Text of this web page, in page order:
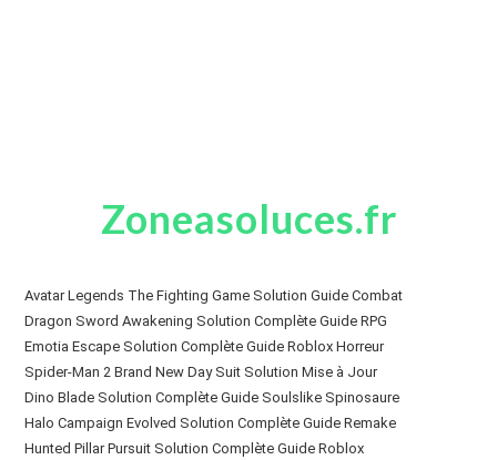
Zoneasoluces.fr
Avatar Legends The Fighting Game Solution Guide Combat
Dragon Sword Awakening Solution Complète Guide RPG
Emotia Escape Solution Complète Guide Roblox Horreur
Spider-Man 2 Brand New Day Suit Solution Mise à Jour
Dino Blade Solution Complète Guide Soulslike Spinosaure
Halo Campaign Evolved Solution Complète Guide Remake
Hunted Pillar Pursuit Solution Complète Guide Roblox